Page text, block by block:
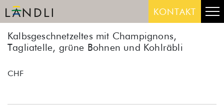
Skip
to
KONTAKT
Kalbsgeschnetzeltes mit Champignons,
Tagliatelle, grüne Bohnen und Kohlräbli
CHF